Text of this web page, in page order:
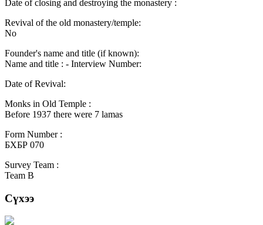
Date of closing and destroying the monastery :
Revival of the old monastery/temple:
No
Founder's name and title (if known):
Name and title : - Interview Number:
Date of Revival:
Monks in Old Temple :
Before 1937 there were 7 lamas
Form Number :
БХБР 070
Survey Team :
Team B
Сүхээ